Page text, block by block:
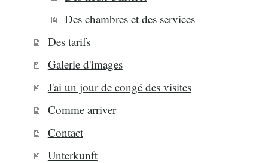
Des chambres et des services
Des tarifs
Galerie d'images
J'ai un jour de congé des visites
Comme arriver
Contact
Unterkunft